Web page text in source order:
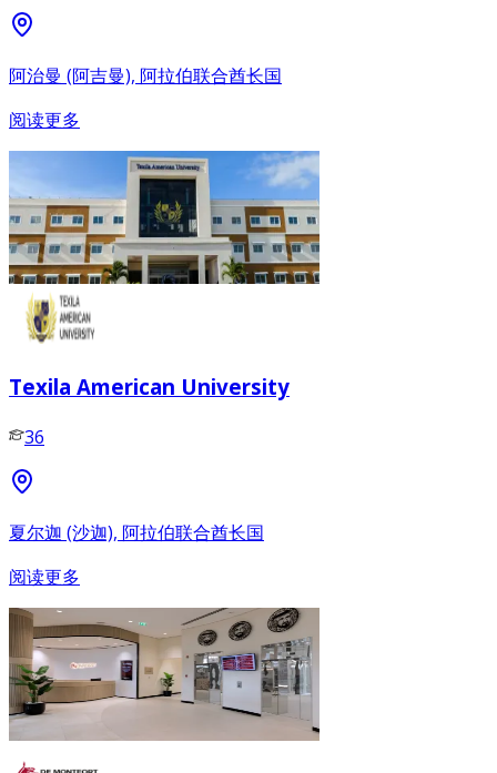
阿治曼 (阿吉曼), 阿拉伯联合酋长国
阅读更多
Texila American University
36
夏尔迦 (沙迦), 阿拉伯联合酋长国
阅读更多